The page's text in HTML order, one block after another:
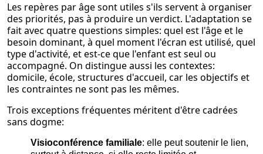
Les repères par âge sont utiles s'ils servent à organiser
des priorités, pas à produire un verdict. L'adaptation se
fait avec quatre questions simples: quel est l'âge et le
besoin dominant, à quel moment l'écran est utilisé, quel
type d'activité, et est-ce que l'enfant est seul ou
accompagné. On distingue aussi les contextes:
domicile, école, structures d'accueil, car les objectifs et
les contraintes ne sont pas les mêmes.
Trois exceptions fréquentes méritent d'être cadrées
sans dogme:
Visioconférence familiale: elle peut soutenir le lien,